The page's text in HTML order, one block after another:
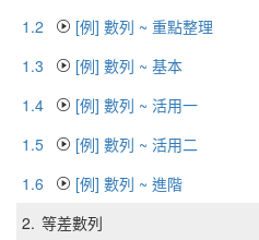
1.2
[例] 數列 ~ 重點整理
1.3
[例] 數列 ~ 基本
1.4
[例] 數列 ~ 活用一
1.5
[例] 數列 ~ 活用二
1.6
[例] 數列 ~ 進階
2. 等差數列